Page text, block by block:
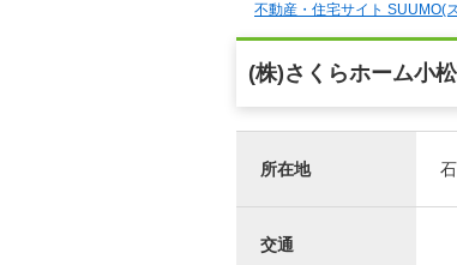
不動産・住宅サイト SUUMO(
(株)さくらホーム小
所在地
交通